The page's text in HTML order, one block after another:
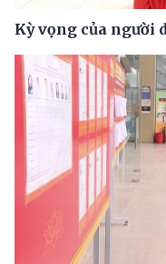
Kỳ vọng của người